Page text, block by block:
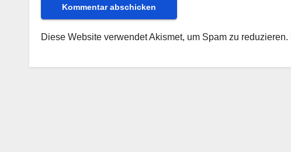
Diese Website verwendet Akismet, um Spam zu reduzieren.